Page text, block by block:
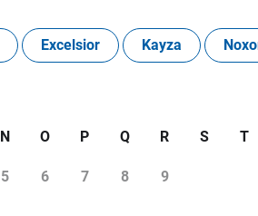
Excelsior Kayza
N O P Q R S T
5 6 7 8 9